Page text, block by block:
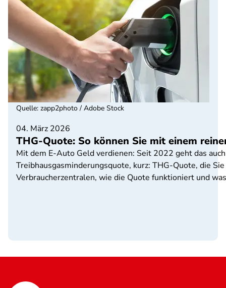
04. März 2026
THG-Quote: So können Sie mit einem
Mit dem E-Auto Geld verdienen: Seit 2022 geht das
Treibhausgasminderungsquote, kurz: THG-Quote, die
Verbraucherzentralen, wie die Quote funktioniert und
Quelle: zapp2photo / Adobe Stock